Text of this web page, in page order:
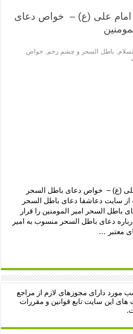
دعای رفع مشکلات و طلب حاجت
روزی – آیه‌ جلب ثروت و برکت مال
چشم زخم – دعای چشم زخم ماشاالله
امام علی (ع) – خواص دعای
باطل السحر و چشم زخم
خواص
(ع) – خواص دعای باطل السحر
از سایت دعاشفا دعای باطل السحر
السحر امیر المومنین را قرار
دعای باطل السحر منسوب به امیر
معتبر …
مورد دارای مجوزهای لازم از مراجع
این سایت تابع قوانین و مقررات